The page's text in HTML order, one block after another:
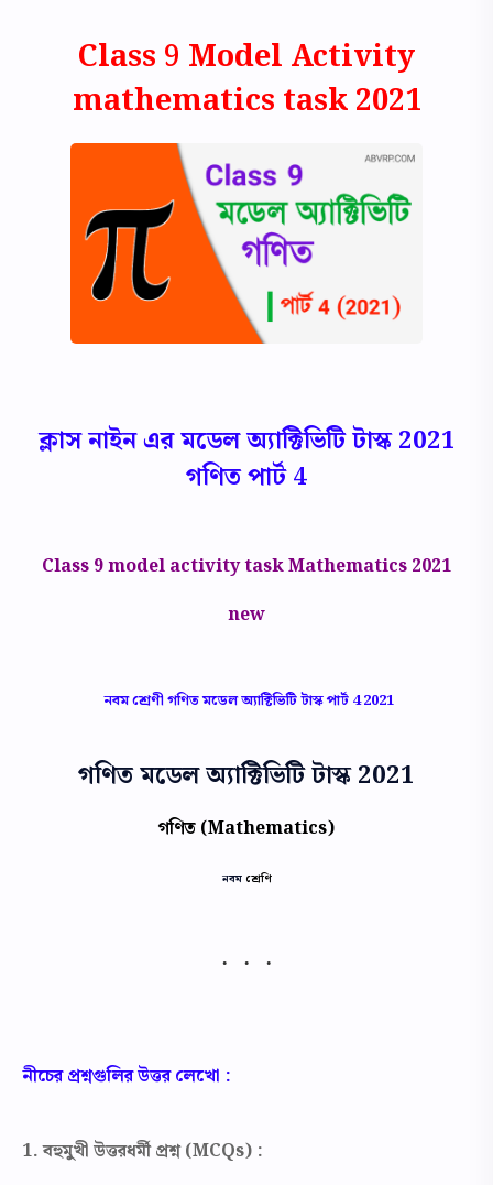
Class 9 Model Activity
mathematics task 2021
ক্লাস নাইন এর মডেল অ্যাক্টিভিটি টাস্ক 2021
গণিত পার্ট 4
Class 9 model activity task Mathematics 2021
new
নবম শ্রেণী গণিত মডেল অ্যাক্টিভিটি টাস্ক পার্ট 4 2021
গণিত মডেল অ্যাক্টিভিটি টাস্ক 2021
গণিত (Mathematics)
নবমশ্রেণি
নীচের প্রশ্নগুলির উত্তর লেখো :
1. বহুমুখী উত্তরধর্মী প্রশ্ন (MCQs) :